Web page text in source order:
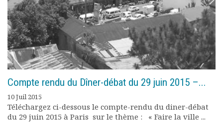
Bulletins Villes en
développement
Kiosk
Ressources
Nos actions
Podcast-AdP
Dîners débats
Journées d’études
Concours vidéo
Matinales
Compte rendu du Dîner-débat du 29 juin 2015 –...
10 Juil 2015
Téléchargez ci-dessous le compte-rendu du diner-débat
du 29 juin 2015 à Paris sur le thème : « Faire la ville ...